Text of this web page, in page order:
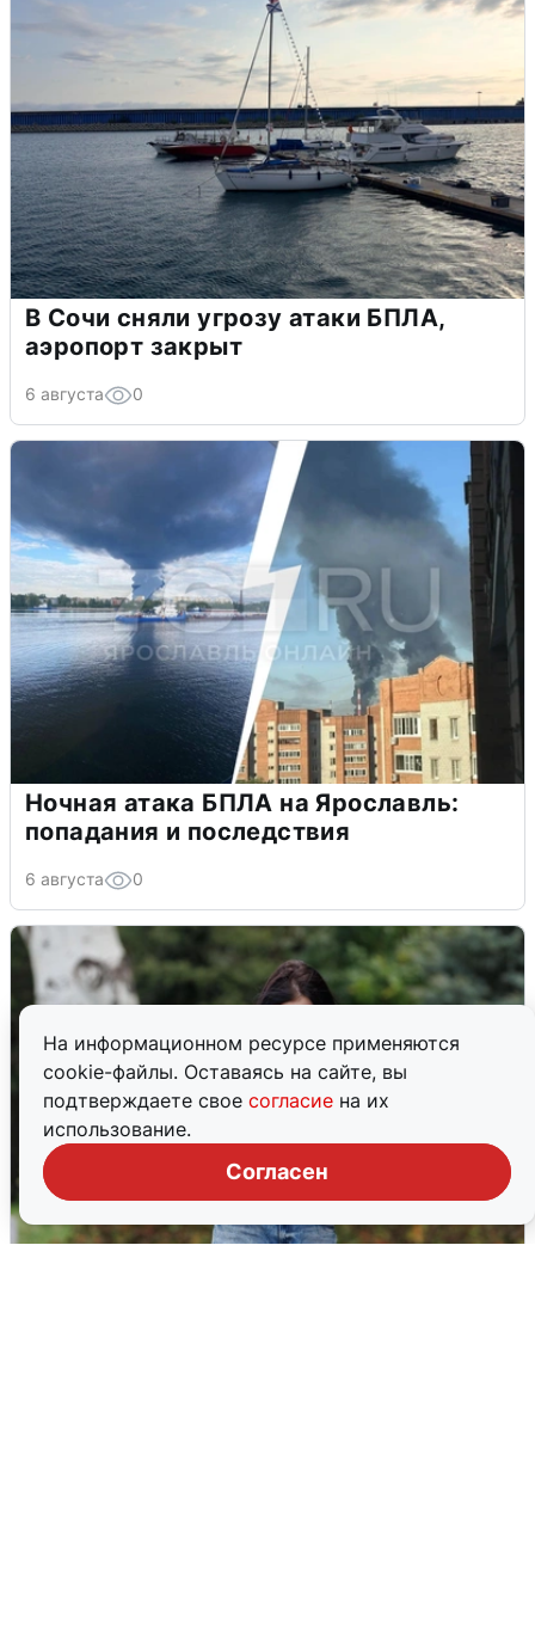
На информационном ресурсе применяются
cookie-файлы. Оставаясь на сайте, вы
подтверждаете свое согласие на их
использование.
Согласен
В Сочи сняли угрозу атаки БПЛА,
аэропорт закрыт
6 августа 0
Ночная атака БПЛА на Ярославль:
попадания и последствия
6 августа 0